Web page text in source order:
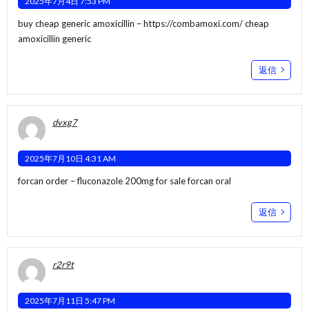
buy cheap generic amoxicillin –https://combamoxi.com/cheap
amoxicillin generic
返信
dvxg7
2025年7月10日 4:31 AM
forcan order –fluconazole 200mg for saleforcan oral
返信
r2r9t
2025年7月11日 5:47 PM